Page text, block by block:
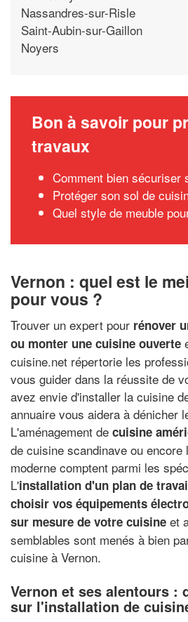
Nassandres-sur-Risle
Saint-Aubin-sur-Gaillon
Noyers
Bon à savoir pour
travaux
Comment bien sécuriser
Protéger son sol de
Quel style de meuble
Vernon : quel est le
pour vous ?
Trouver un expert pour rénover
ou monter une cuisine ouverte
cuisine.net répertorie les
vous guider dans la réussite de
avez envie d'installer la cuisine
annuaire vous aidera à dénicher
L'aménagement de cuisine
de cuisine scandinave ou encore
moderne comptent parmi les
L'installation d'un plan de
choisir vos équipements
sur mesure de votre cuisine et
semblables sont menés à bien
cuisine à Vernon.
Vernon et ses alentours :
sur l'installation de